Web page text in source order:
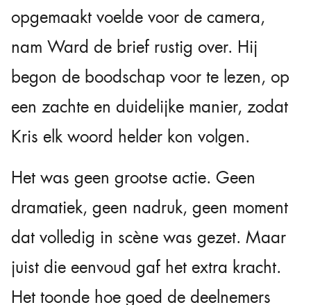
opgemaakt voelde voor de camera,
nam Ward de brief rustig over. Hij
begon de boodschap voor te lezen, op
een zachte en duidelijke manier, zodat
Kris elk woord helder kon volgen.
Het was geen grootse actie. Geen
dramatiek, geen nadruk, geen moment
dat volledig in scène was gezet. Maar
juist die eenvoud gaf het extra kracht.
Het toonde hoe goed de deelnemers